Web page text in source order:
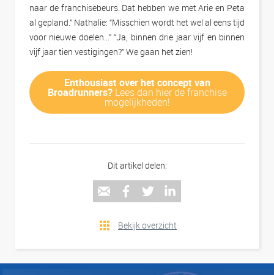
naar de franchisebeurs. Dat hebben we met Arie en Peta
al gepland.” Nathalie: “Misschien wordt het wel al eens tijd
voor nieuwe doelen...” “Ja, binnen drie jaar vijf en binnen
vijf jaar tien vestigingen?” We gaan het zien!
Enthousiast over het concept van
Broadrunners? Lees dan hier de franchise
mogelijkheden!
Dit artikel delen:
Bekijk overzicht